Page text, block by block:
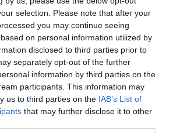
selection. Please note that after your
you may continue seeing
on personal information utilized by
disclosed to third parties prior to
separately opt-out of the further
information by third parties on the
participants. This information may
us to third parties on the IAB’s List of
that may further disclose it to other
he llegado en esta etapa de
inmersa. Ninguna
reconoce como profesionales
para ellos el último eslabón de la
de los medicamentos.»